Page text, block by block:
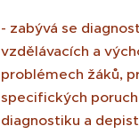
- zabývá se
vzdělávacích a
problémech žáků,
specifických
diagnostiku a